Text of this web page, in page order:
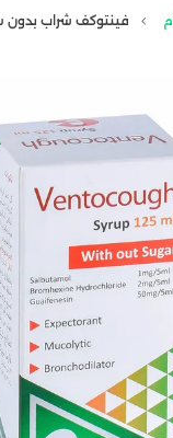
فينتوكف شراب بدون سكر